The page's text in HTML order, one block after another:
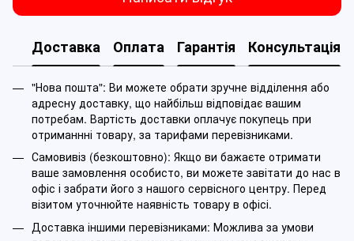
Доставка Оплата Гарантія Консультація
"Нова пошта": Ви можете обрати зручне відділення або
адресну доставку, що найбільш відповідає вашим
потребам. Вартість доставки оплачує покупець при
отриманнні товару, за тарифами перевізниками.
Самовивіз (безкоштовно): Якщо ви бажаєте отримати
ваше замовлення особисто, ви можете завітати до нас в
офіс і забрати його з нашого сервісного центру. Перед
візитом уточнюйте наявність товару в офісі.
Доставка іншими перевізниками: Можлива за умови